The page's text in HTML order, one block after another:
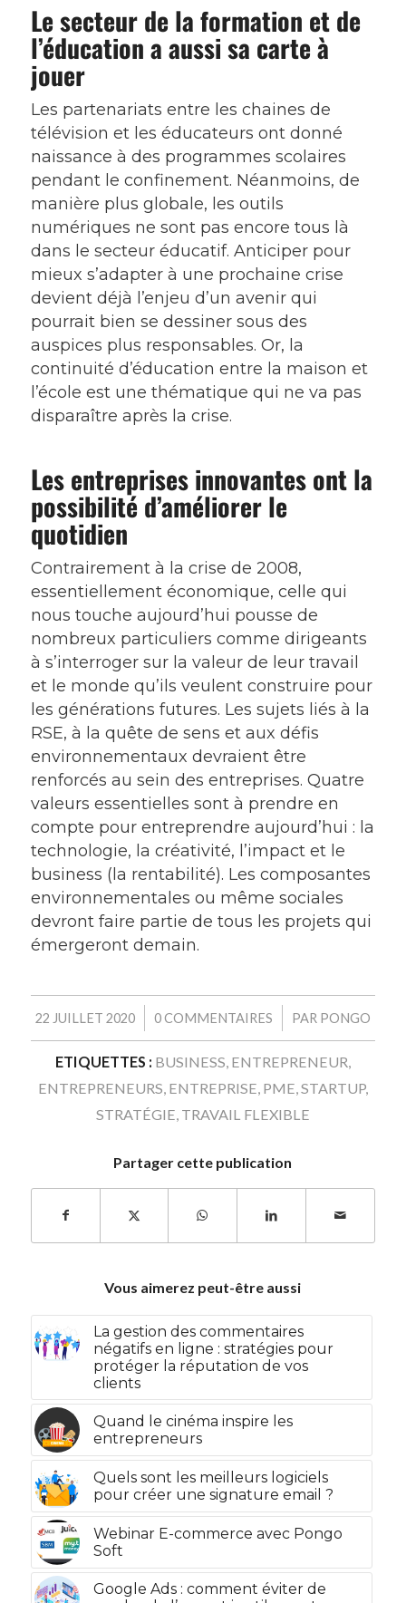
Le secteur de la formation et de
l’éducation a aussi sa carte à
jouer
Les partenariats entre les chaines de
télévision et les éducateurs ont donné
naissance à des programmes scolaires
pendant le confinement. Néanmoins, de
manière plus globale, les outils
numériques ne sont pas encore tous là
dans le secteur éducatif. Anticiper pour
mieux s’adapter à une prochaine crise
devient déjà l’enjeu d’un avenir qui
pourrait bien se dessiner sous des
auspices plus responsables. Or, la
continuité d’éducation entre la maison et
l’école est une thématique qui ne va pas
disparaître après la crise.
Les entreprises innovantes ont la
possibilité d’améliorer le
quotidien
Contrairement à la crise de 2008,
essentiellement économique, celle qui
nous touche aujourd’hui pousse de
nombreux particuliers comme dirigeants
à s’interroger sur la valeur de leur travail
et le monde qu’ils veulent construire pour
les générations futures. Les sujets liés à la
RSE, à la quête de sens et aux défis
environnementaux devraient être
renforcés au sein des entreprises. Quatre
valeurs essentielles sont à prendre en
compte pour entreprendre aujourd’hui : la
technologie, la créativité, l’impact et le
business (la rentabilité). Les composantes
environnementales ou même sociales
devront faire partie de tous les projets qui
émergeront demain.
22 JUILLET 2020
/ 0 COMMENTAIRES
/ PAR PONGO
ETIQUETTES : BUSINESS ENTREPRENEUR
ENTREPRENEURS ENTREPRISE PME STARTUP,
STRATÉGIE TRAVAIL FLEXIBLE
Partager cette publication
Vous aimerez peut-être aussi
La gestion des commentaires
négatifs en ligne : stratégies pour
protéger la réputation de vos
clients
Quand le cinéma inspire les
entrepreneurs
Quels sont les meilleurs logiciels
pour créer une signature email ?
Webinar E-commerce avec Pongo
Soft
Google Ads : comment éviter de